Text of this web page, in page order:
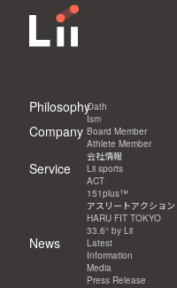
PhilosophyOath
Ism
Company Board Member
Athlete Member
会社情報
Service
Lii sports
ACT
151plus™
アスリートアクション
HARU FIT TOKYO
33.6° by Lii
News
Latest
Information
Media
Press Release